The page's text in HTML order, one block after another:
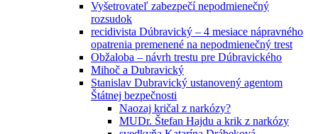
Vyšetrovateľ zabezpečí nepodmienečný
rozsudok
recidivista Dúbravický – 4 mesiace nápravného
opatrenia premenené na nepodmienečný trest
Obžaloba – návrh trestu pre Dúbravického
Mihoč a Dubravický
Stanislav Dubravický ustanovený agentom
Štátnej bezpečnosti
Naozaj kričal z narkózy?
MUDr. Štefan Hajdu a krik z narkózy